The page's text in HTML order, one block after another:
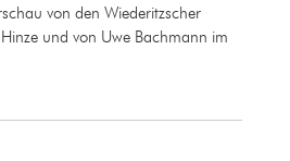
von den Wiederitzscher
und von Uwe Bachmann im